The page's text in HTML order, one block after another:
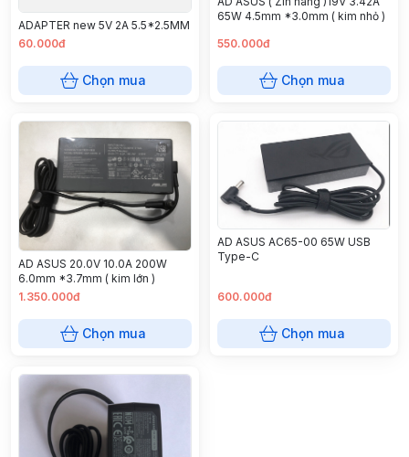
ADAPTER new 5V 2A 5.5*2.5MM
60.000đ
Chọn mua
65W 4.5mm *3.0mm ( kim nhỏ )
550.000đ
Chọn mua
AD ASUS 20.0V 10.0A 200W
6.0mm *3.7mm ( kim lớn )
1.350.000đ
Chọn mua
AD ASUS AC65-00 65W USB
Type-C
600.000đ
Chọn mua